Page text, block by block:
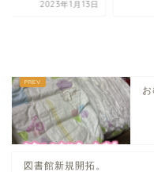
2023年1月13日
図書館新規開拓。